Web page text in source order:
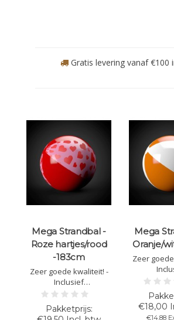
Gratis levering vanaf €100
Mega Strandbal -
Roze hartjes/rood
-183cm
Zeer goede kwaliteit! -
Inclusief
reparatiemateriaal -
Kleur: Rood met roze
hartjes - Diameter: 183
Mega
Oranje/
Zeer
Kleur:
Diameter:
€18,00
€14,88